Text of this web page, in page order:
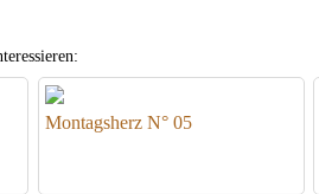
Montagsherz N° 05